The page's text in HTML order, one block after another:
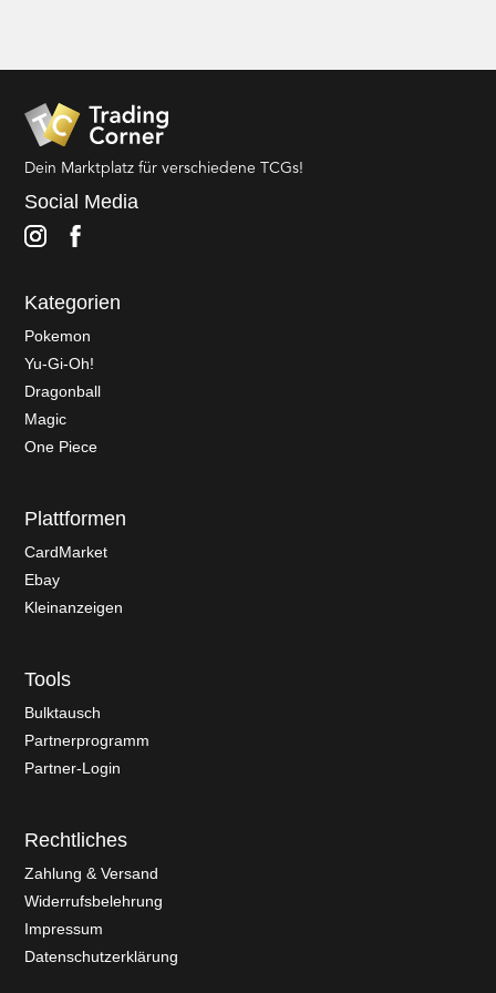
Dein Marktplatz für verschiedene TCGs!
Social Media
Kategorien
Pokemon
Yu-Gi-Oh!
Dragonball
Magic
One Piece
Plattformen
CardMarket
Ebay
Kleinanzeigen
Tools
Bulktausch
Partnerprogramm
Partner-Login
Rechtliches
Zahlung & Versand
Widerrufsbelehrung
Impressum
Datenschutzerklärung